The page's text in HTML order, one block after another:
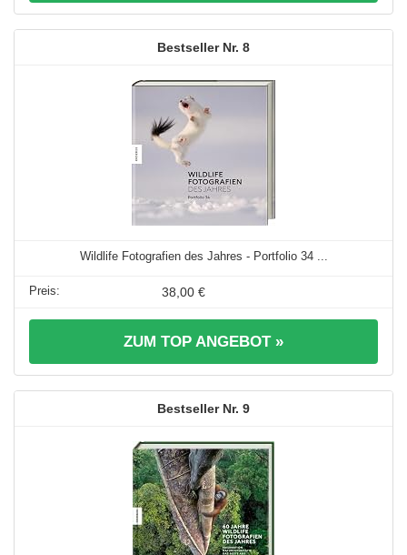
8
Wildlife Fotografien des Jahres - Portfolio 34 ...
38,00 €
ZUM TOP ANGEBOT »
9